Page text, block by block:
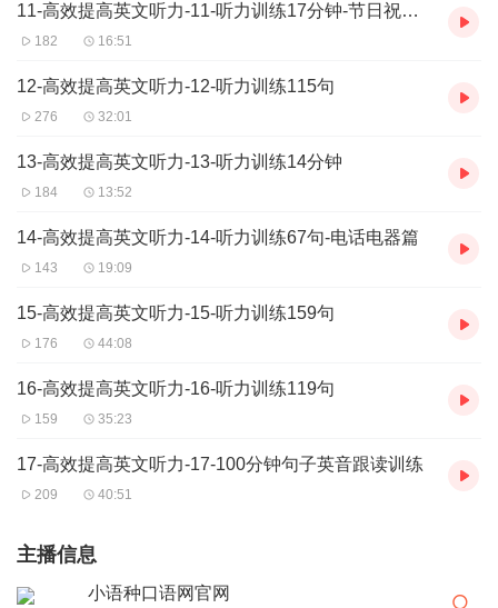
11-高效提高英文听力-11-听力训练17分钟-节日祝福篇
182 16:51
12-高效提高英文听力-12-听力训练115句
276 32:01
13-高效提高英文听力-13-听力训练14分钟
184 13:52
14-高效提高英文听力-14-听力训练67句-电话电器篇
143 19:09
15-高效提高英文听力-15-听力训练159句
176 44:08
16-高效提高英文听力-16-听力训练119句
159 35:23
17-高效提高英文听力-17-100分钟句子英音跟读训练
209 40:51
主播信息
小语种口语网官网